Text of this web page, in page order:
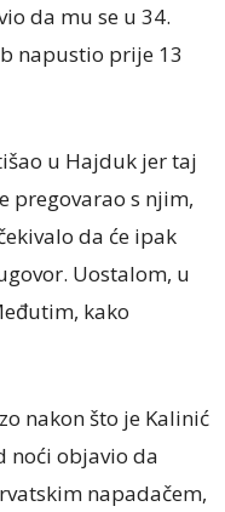
da mu se u 34.
napustio prije 13
u Hajduk jer taj
pregovarao s njim,
da će ipak
Uostalom, u
kako
nakon što je Kalinić
noći objavio da
napadačem,